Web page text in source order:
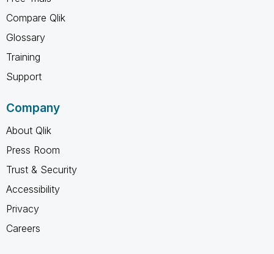
Compare Qlik
Glossary
Training
Support
Company
About Qlik
Press Room
Trust & Security
Accessibility
Privacy
Careers